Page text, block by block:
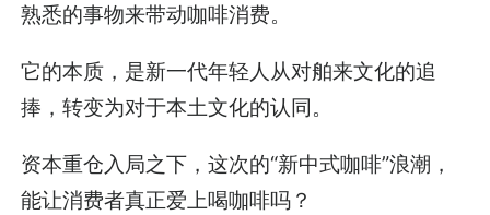
熟悉的事物来带动咖啡消费。
它的本质，是新一代年轻人从对舶来文化的追
捧，转变为对于本土文化的认同。
资本重仓入局之下，这次的“新中式咖啡”浪潮，
能让消费者真正爱上喝咖啡吗？